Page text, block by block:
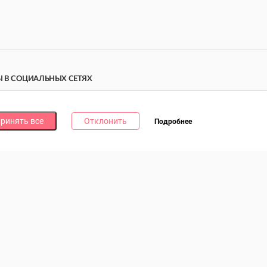
все Отклонить Подробнее
В СОЦИАЛЬНЫХ СЕТЯХ
за каждую!